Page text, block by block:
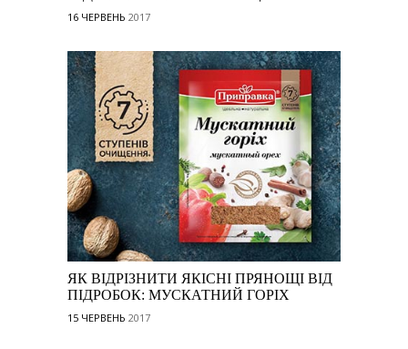
16 ЧЕРВЕНЬ 2017
ЯК ВІДРІЗНИТИ ЯКІСНІ ПРЯНОЩІ ВІД
ПІДРОБОК: МУСКАТНИЙ ГОРІХ
15 ЧЕРВЕНЬ 2017